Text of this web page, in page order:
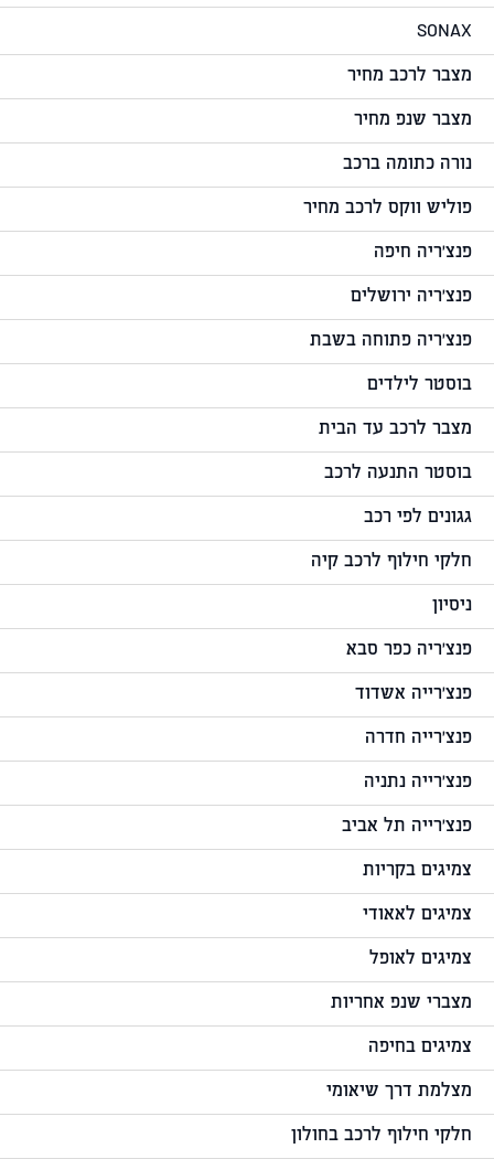
SONAX
מצבר לרכב מחיר
מצבר שנפ מחיר
נורה כתומה ברכב
פוליש ווקס לרכב מחיר
פנצ'ריה חיפה
פנצ'ריה ירושלים
פנצ'ריה פתוחה בשבת
בוסטר לילדים
מצבר לרכב עד הבית
בוסטר התנעה לרכב
גגונים לפי רכב
חלקי חילוף לרכב קיה
ניסיון
פנצ'ריה כפר סבא
פנצ'רייה אשדוד
פנצ'רייה חדרה
פנצ'רייה נתניה
פנצ'רייה תל אביב
צמיגים בקריות
צמיגים לאאודי
צמיגים לאופל
מצברי שנפ אחריות
צמיגים בחיפה
מצלמת דרך שיאומי
חלקי חילוף לרכב בחולון